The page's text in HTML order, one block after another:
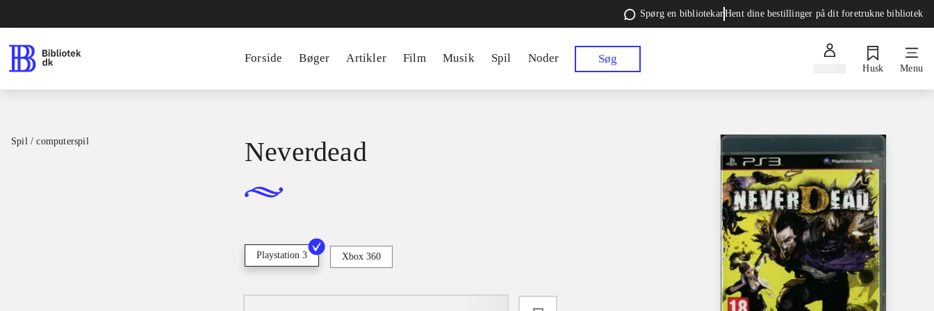
Spørg en bibliotekarHent dine bestillinger på dit foretrukne bibliotek
Forside Bøger Artikler Film Musik Spil Noder Søg
Husk Menu
Spil / computerspil Neverdead
Playstation 3 Xbox 360